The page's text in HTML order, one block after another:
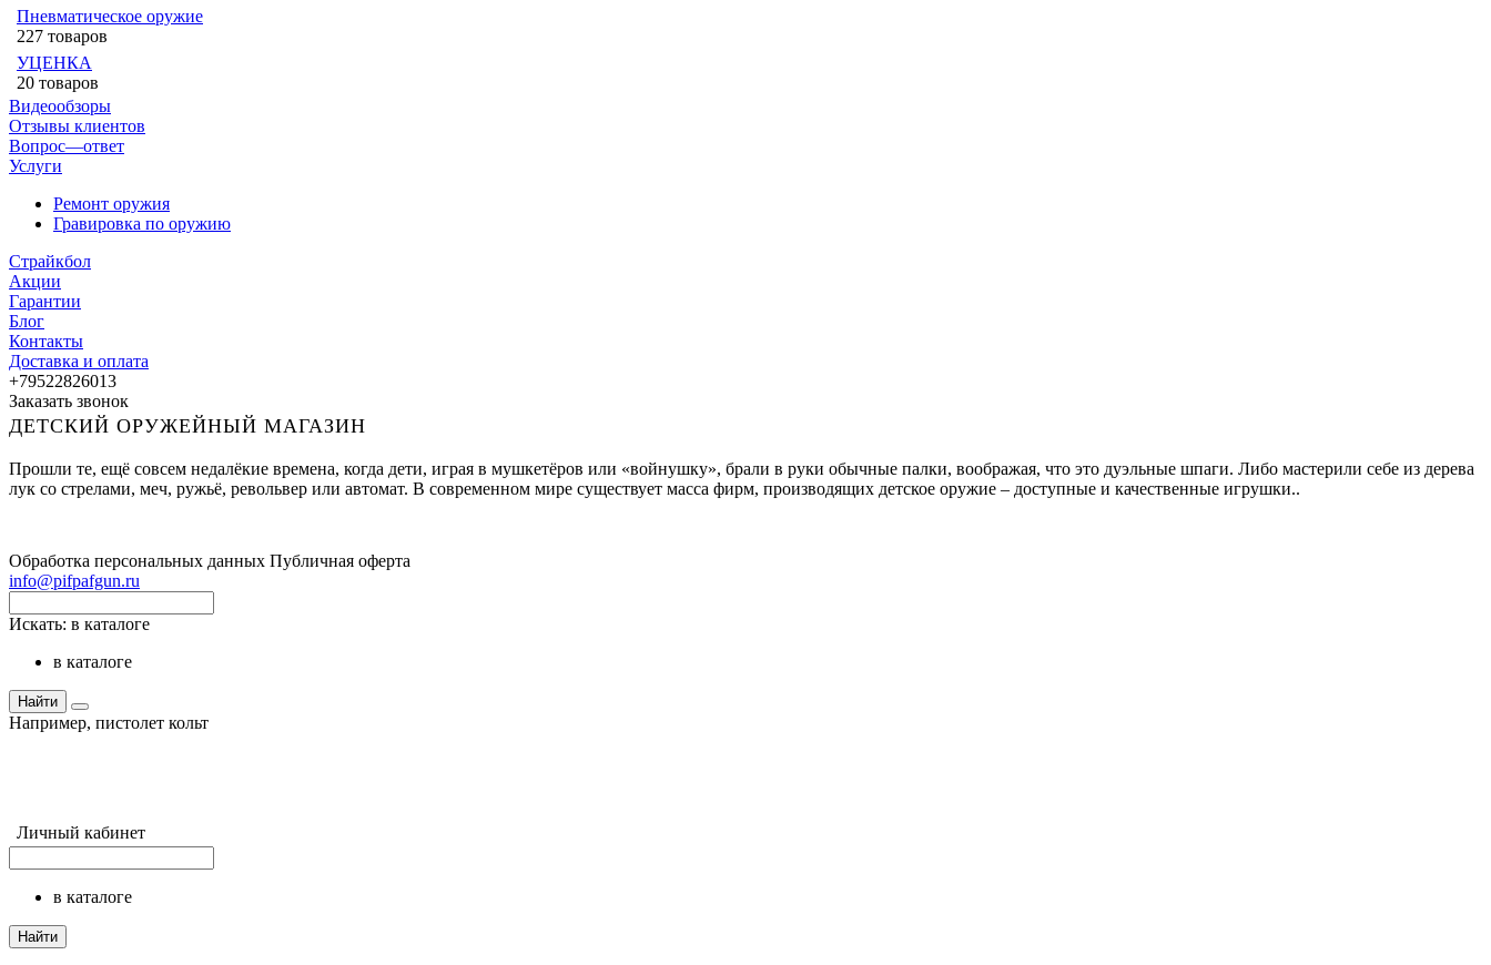
Пневматическое оружие
227 товаров
УЦЕНКА
20 товаров
Видеообзоры
Отзывы клиентов
Вопрос—ответ
Услуги
Ремонт оружия
Гравировка по оружию
Страйкбол
Акции
Гарантии
Блог
Контакты
Доставка и оплата
+79522826013
Заказать звонок
ДЕТСКИЙ ОРУЖЕЙНЫЙ МАГАЗИН
Прошли те, ещё совсем недалёкие времена, когда дети, играя в мушкетёров или «войнушку», брали в руки обычные палки, воображая, что это дуэльные шпаги. Либо мастерили себе из дерева
лук со стрелами, меч, ружьё, револьвер или автомат. В современном мире существует масса фирм, производящих детское оружие – доступные и качественные игрушки..
Обработка персональных данных Публичная оферта
info@pifpafgun.ru
Искать: в каталоге
в каталоге
Найти
Например, пистолет кольт
Личный кабинет
в каталоге
Найти